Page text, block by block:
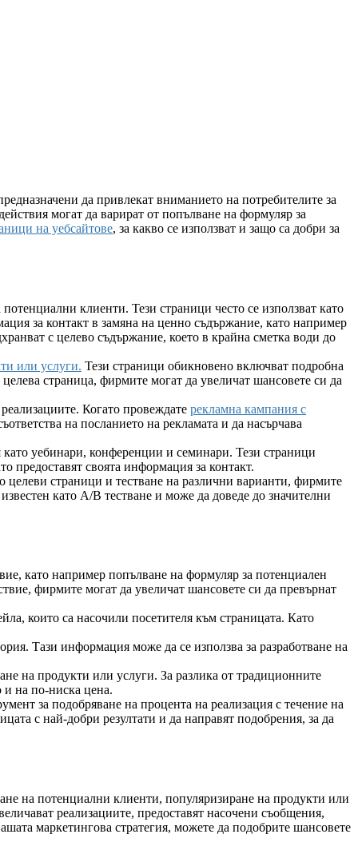
да привлекат вниманието на потребителите за
могат да варират от попълване на формуляр за
на уебсайтове, за какво се използват и защо са добри за
клиенти. Тези страници често се използват като
за контакт в замяна на ценно съдържание, като например
с целево съдържание, което в крайна сметка води до
или услуги. Тези страници обикновено включват подробна
страница, фирмите могат да увеличат шансовете си да
Когато провеждате рекламна кампания с
на посланието на рекламата и да насърчава
като уебинари, конференции и семинари. Тези страници
предоставят своята информация за контакт.
целеви страници и тестване на различни варианти, фирмите
като A/B тестване и може да доведе до значителни
като например попълване на формуляр за потенциален
фирмите могат да увеличат шансовете си да превърнат
които са насочили посетителя към страницата. Като
Тази информация може да се използва за разработване на
на продукти или услуги. За разлика от традиционните
и на по-ниска цена.
за подобряване на процента на реализация с течение на
с най-добри резултати и да направят подобрения, за да
на потенциални клиенти, популяризиране на продукти или
реализациите, предоставят насочени съобщения,
маркетингова стратегия, можете да подобрите шансовете